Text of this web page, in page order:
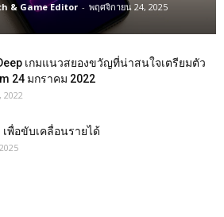
& Game Editor - พฤศจิกายน 24, 2025
เกมแนวสยองขวัญที่น่าสนใจเตรียมตัว
24 มกราคม 2022
2022
เพื่อขับเคลื่อนรายได้